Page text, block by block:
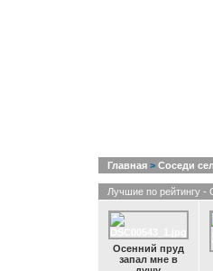
Главная> Соседи
Лучшие по рейтингу -
Осенний пруд
запал мне в